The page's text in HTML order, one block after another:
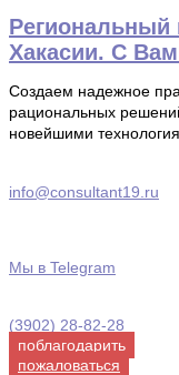
Перейти
к
содержимому
Региональный
Хакасии. С
Создаем надежное
рациональных
новейшими
info@consultant19.ru
Мы в Telegram
(3902) 28-82-28
поблагодарить
пожаловаться